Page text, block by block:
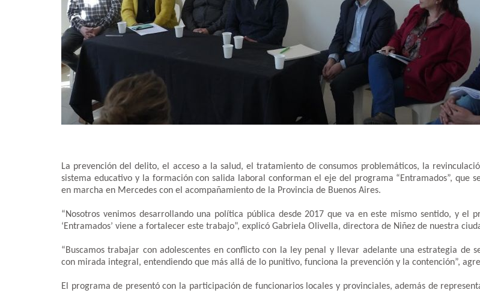
La prevención del delito, el acceso a la salud, el tratamiento de consumos problemáticos, la
sistema educativo y la formación con salida laboral conforman el eje del programa “Entramados”, que
en marcha en Mercedes con el acompañamiento de la Provincia de Buenos Aires.
“Nosotros venimos desarrollando una política pública desde 2017 que va en este mismo sentido, y el
‘Entramados’ viene a fortalecer este trabajo”, explicó Gabriela Olivella, directora de Niñez de nuestra
“Buscamos trabajar con adolescentes en conflicto con la ley penal y llevar adelante una estrategia de
con mirada integral, entendiendo que más allá de lo punitivo, funciona la prevención y la contención”,
El programa de presentó con la participación de funcionarios locales y provinciales, además de